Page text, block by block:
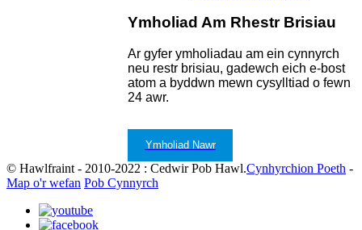
Ymholiad Am Rhestr Brisiau
Ar gyfer ymholiadau am ein cynnyrch
neu restr brisiau, gadewch eich e-bost
atom a byddwn mewn cysylltiad o fewn
24 awr.
Ymholiad Nawr
© Hawlfraint - 2010-2022 : Cedwir Pob Hawl.Cynhyrchion Poeth -
Map o'r wefan Pob Cynnyrch